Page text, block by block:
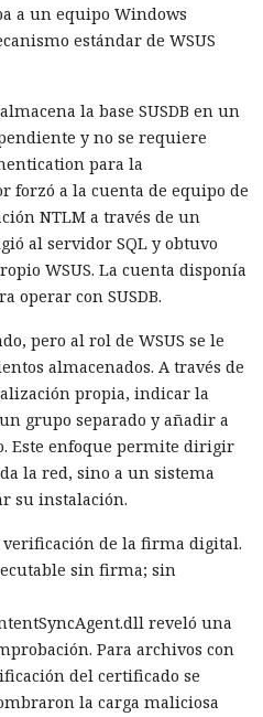
a un equipo Windows
estándar de WSUS
la base SUSDB en un
y no se requiere
para la
forzó a la cuenta de equipo de
NTLM a través de un
al servidor SQL y obtuvo
WSUS. La cuenta disponía
operar con SUSDB.
pero al rol de WSUS se le
almacenados. A través de
propia, indicar la
grupo separado y añadir a
Este enfoque permite dirigir
la red, sino a un sistema
su instalación.
de la firma digital.
sin firma; sin
reveló una
Para archivos con
del certificado se
la carga maliciosa